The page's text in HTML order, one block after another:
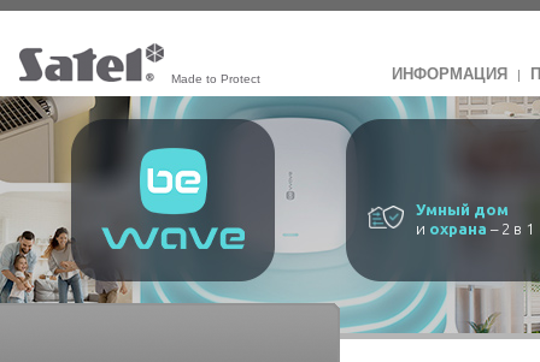
Made to Protect ИНФОРМАЦИЯ |
Умный дом
и охрана – 2 в 1